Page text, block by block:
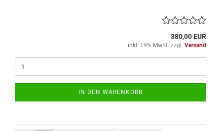
380,00 EUR
inkl. 19% MwSt. zzgl. Versand
IN DEN WARENKORB